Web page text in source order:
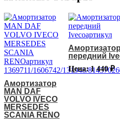
Амортизатор
MAN DAF
VOLVO IVECO
MERSEDES
SCANIA RENO
Амортизатор
передний
Цена: 1 440 ₽